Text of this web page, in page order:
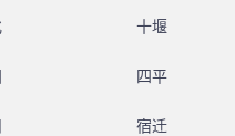
十堰
四平
宿迁